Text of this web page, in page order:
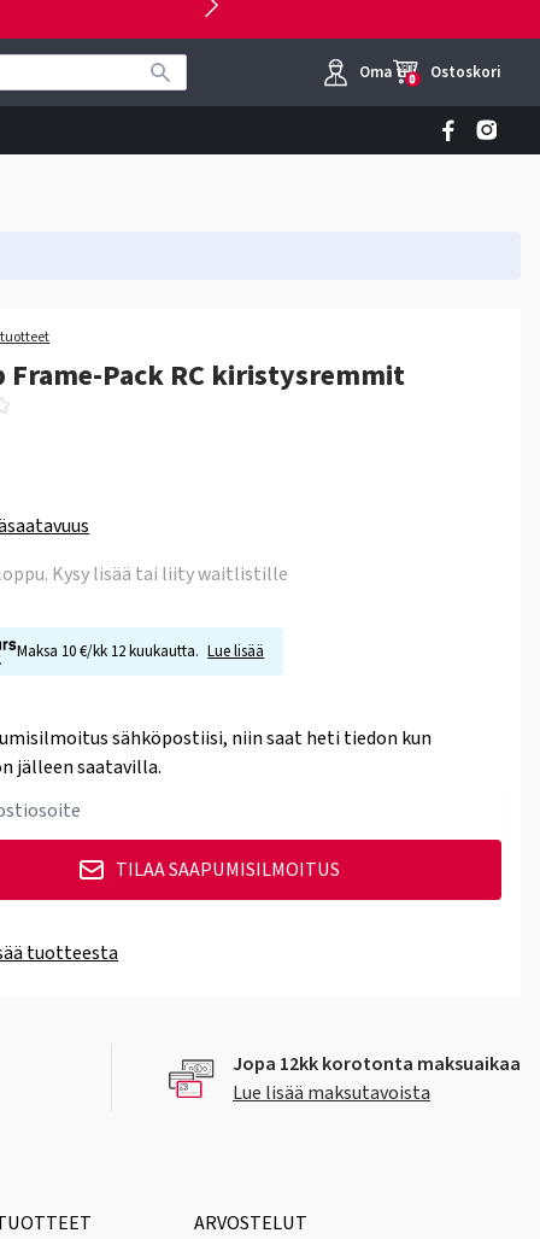
Oma tili
0 Ostoskori
Pack RC kiristysremmit
. Kysy lisää tai liity waitlistille
Maksa 10 €/kk 12 kuukautta. Lue lisää
sähköpostiisi, niin saat heti tiedon kun
jälleen saatavilla.
TILAA SAAPUMISILMOITUS
tuotteesta
Jopa 12kk korotonta maksuaikaa
Lue lisää maksutavoista
ARVOSTELUT